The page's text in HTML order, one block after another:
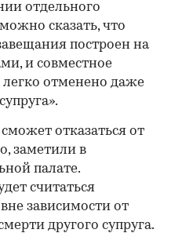
отдельного
сказать, что
построен на
и совместное
отменено даже
отказаться от
заметили в
палате.
считаться
зависимости от
другого супруга.